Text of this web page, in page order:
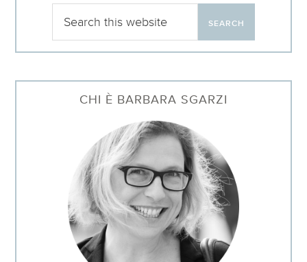
CHI È BARBARA SGARZI